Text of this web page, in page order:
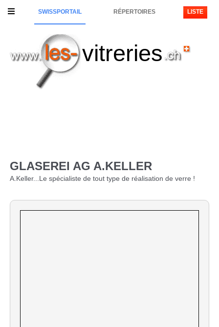
SWISSPORTAIL RÉPERTOIRES LISTE
vitreries
GLASEREI AG A.KELLER
A.Keller...Le spécialiste de tout type de réalisation de verre !